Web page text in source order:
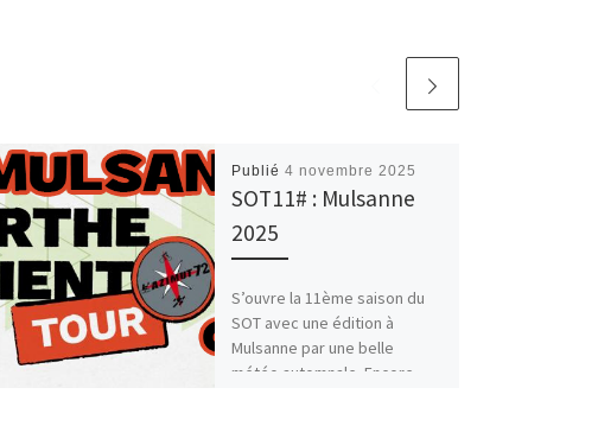
Publié 4 novembre 2025
SOT11# : Mulsanne
2025
S’ouvre la 11ème saison du
SOT avec une édition à
Mulsanne par une belle
météo automnale. Encore